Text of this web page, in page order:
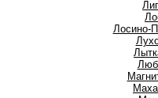
Лосино-